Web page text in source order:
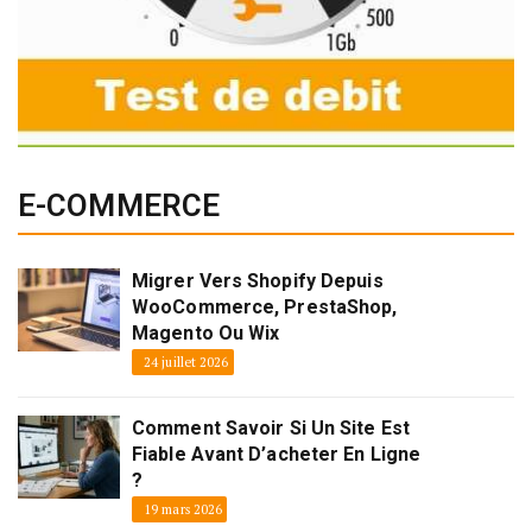
E-COMMERCE
Migrer Vers Shopify Depuis
WooCommerce, PrestaShop,
Magento Ou Wix
24 juillet 2026
Comment Savoir Si Un Site Est
Fiable Avant D’acheter En Ligne
?
19 mars 2026